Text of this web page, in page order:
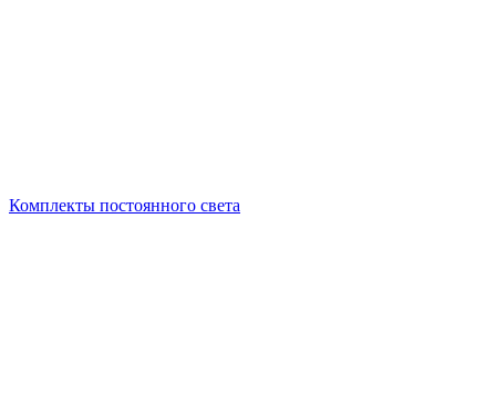
Комплекты постоянного света